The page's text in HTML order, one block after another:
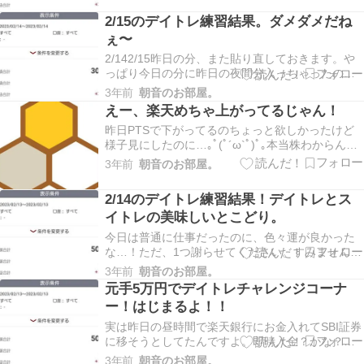
く見守っていただけたら嬉しいです☆とりあ…
2/15のデイトレ練習結果。ダメダメだね
ぇ〜
2/142/15昨日の分、また貼り直しておきます。や
っぱり今日の分に昨日の夜間分入っちゃったの
で…(･ω･`;)しかし、14日の見直したら、思ったよ
り少ない！三菱を13日の夜間で売ったからその分
も14日に入るんだと考えたのですが…なんか三菱
は13日になってました。時間でも変わる…
3年前 朝音のお部屋。
えー、楽天めちゃ上がってるじゃん！
昨日PTSで下がってるのちょっと欲しかったけど
様子見にしたのに…｡ﾟ(ﾟ´ω`ﾟ)ﾟ｡本当株わからん
な！！PTSで買うのが正解だったのね…今後の動
き読めないし、とりあえずしばらくはまた様子見
し、セルシードもやっぱ上がってるし、株下手
く…
3年前 朝音のお部屋。
2/14のデイトレ練習結果！デイトレとス
イトレの美味しいとこどり。
今日は普通に仕事だったのに、色々運が良かった
な…！ただ、1つ謝らせてください。すみません。
上の画像、盛りました…本当はこんな金額いかな
いです。わざと盛った？いやいや！なんか楽天証
券の仕様なのかわかんないのですが、夜間取引し
たやつも当日は当日の利益に入っちゃうんです。
でも、明日に…
3年前 朝音のお部屋。
元手5万円でデイトレチャレンジコーナ
ー！はじまるよ！！
実は昨日の昼時間で楽天銀行にお金入れてSBI証券
に移そうとしてたんですよ。即時入金？かな？で
もスマホからやったら上手くいかなかった(･ω･`;)
3年前 朝音のお部屋。